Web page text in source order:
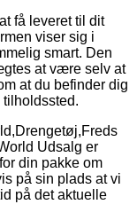
få leveret til dit
viser sig i
smart. Den
at være selv at
at du befinder dig
Udsalg er
din pakke om
på sin plads at vi
på det aktuelle